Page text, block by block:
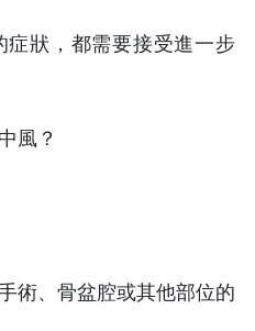
狀，都需要接受進一步
風？
術、骨盆腔或其他部位的